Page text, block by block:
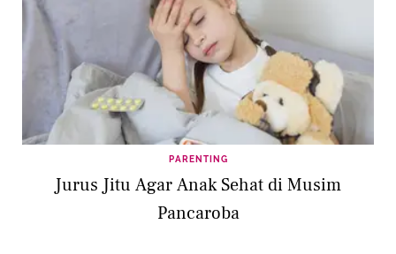
PARENTING
Jurus Jitu Agar Anak Sehat di Musim
Pancaroba